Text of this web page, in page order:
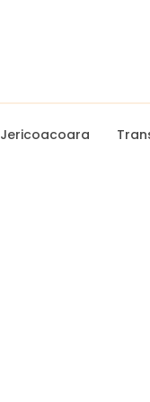
Jericoacoara